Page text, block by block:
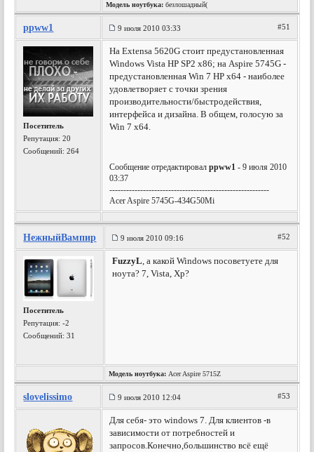
Модель ноутбука: безлошадный(
ppww1 9 июля 2010 03:33 #51
Посетитель
Репутация:20
Сообщений: 264
На Extensa 5620G стоит предустановленная
Windows Vista HP SP2 x86; на Aspire 5745G -
предустановленная Win 7 HP х64 - наиболее
удовлетворяет с точки зрения
производительности/быстродействия,
интерфейса и дизайна. В общем, голосую за
Win 7 х64.
Сообщение отредактировалppww1 - 9 июля 2010
03:37
---------------------------------------------------------
Acer Aspire 5745G-434G50Mi
НежныйВампир 9 июля 2010 09:16 #52
Посетитель
Репутация:-2
Сообщений: 31
FuzzyL, а какой Windows посоветуете для
ноута? 7, Vista, Xp?
Модель ноутбука: Acer Aspire 5715Z
slovelissimo 9 июля 2010 12:04 #53
Для себя- это windows 7. Для клиентов -в
зависимости от потребностей и
запросов.Конечно,большинство всё ещё